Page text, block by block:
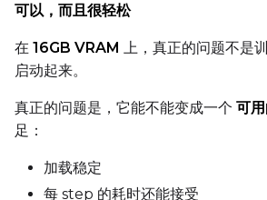
Loss
可以，而且很轻松
在 16GB VRAM 上，真正的问题不是
启动起来。
真正的问题是，它能不能变成一个 可
足：
加载稳定
每 step 的耗时还能接受